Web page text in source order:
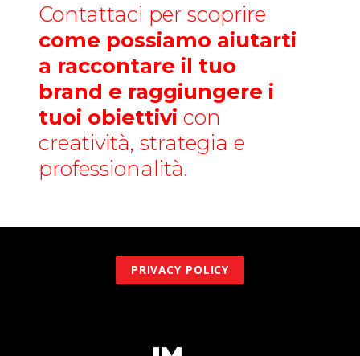
Contattaci per scoprire
come possiamo aiutarti
a raccontare il tuo
brand e raggiungere i
tuoi obiettivi con
creatività, strategia e
professionalità.
PRIVACY POLICY